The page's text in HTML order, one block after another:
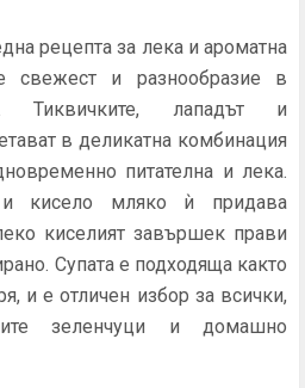
рецепта за лека и ароматна
свежест и разнообразие в
Тиквичките, лападът и
в деликатна комбинация
питателна и лека.
и кисело мляко ѝ придава
киселият завършек прави
Супата е подходяща както
и е отличен избор за всички,
зеленчуци и домашно